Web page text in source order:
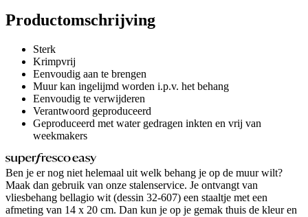
Productomschrijving
Sterk
Krimpvrij
Eenvoudig aan te brengen
Muur kan ingelijmd worden i.p.v. het behang
Eenvoudig te verwijderen
Verantwoord geproduceerd
Geproduceerd met water gedragen inkten en vrij van
weekmakers
Ben je er nog niet helemaal uit welk behang je op de muur wilt?
Maak dan gebruik van onze stalenservice. Je ontvangt van
vliesbehang bellagio wit (dessin 32-607) een staaltje met een
afmeting van 14 x 20 cm. Dan kun je op je gemak thuis de kleur en